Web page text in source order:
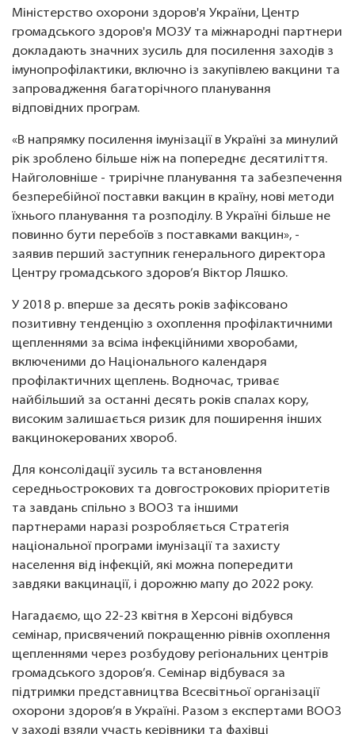
Міністерство охорони здоров'я України, Центр
громадського здоров'я МОЗУ та міжнародні партнери
докладають значних зусиль для посилення заходів з
імунопрофілактики, включно із закупівлею вакцини та
запровадження багаторічного планування
відповідних програм.
«В напрямку посилення імунізації в Україні за минулий
рік зроблено більше ніж на попереднє десятиліття.
Найголовніше - трирічне планування та забезпечення
безперебійної поставки вакцин в країну, нові методи
їхнього планування та розподілу. В Україні більше не
повинно бути перебоїв з поставками вакцин», -
заявив перший заступник генерального директора
Центру громадського здоров’я Віктор Ляшко.
У 2018 р. вперше за десять років зафіксовано
позитивну тенденцію з охоплення профілактичними
щепленнями за всіма інфекційними хворобами,
включеними до Національного календаря
профілактичних щеплень. Водночас, триває
найбільший за останні десять років спалах кору,
високим залишається ризик для поширення інших
вакцинокерованих хвороб.
Для консолідації зусиль та встановлення
середньострокових та довгострокових пріоритетів
та завдань спільно з ВООЗ та іншими
партнерами наразі розробляється Стратегія
національної програми імунізації та захисту
населення від інфекцій, які можна попередити
завдяки вакцинації, і дорожню мапу до 2022 року.
Нагадаємо, що 22-23 квітня в Херсоні відбувся
семінар, присвячений покращенню рівнів охоплення
щепленнями через розбудову регіональних центрів
громадського здоров’я. Семінар відбувася за
підтримки представництва Всесвітньої організації
охорони здоров’я в Україні. Разом з експертами ВООЗ
у заході взяли участь керівники та фахівці